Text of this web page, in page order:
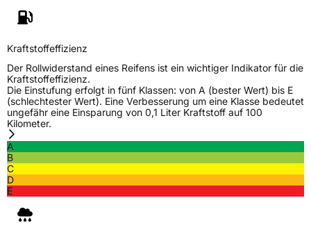
Kraftstoffeffizienz
Der Rollwiderstand eines Reifens ist ein wichtiger Indikator für die
Kraftstoffeffizienz.
Die Einstufung erfolgt in fünf Klassen: von A (bester Wert) bis E
(schlechtester Wert). Eine Verbesserung um eine Klasse bedeutet
ungefähr eine Einsparung von 0,1 Liter Kraftstoff auf 100
Kilometer.
A
B
C
D
E